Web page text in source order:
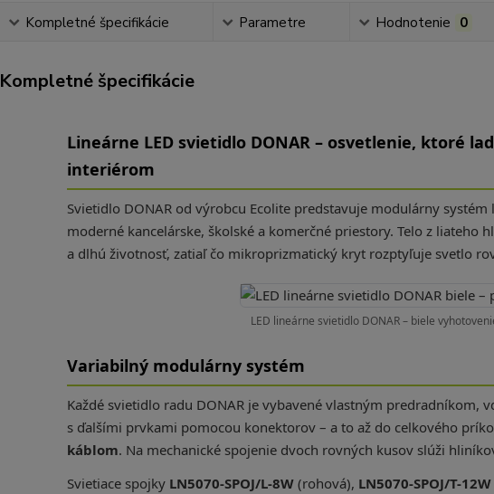
Kompletné špecifikácie Parametre Hodnotenie 0
Kompletné špecifikácie
Lineárne LED svietidlo DONAR – osvetlenie, ktoré
interiérom
Svietidlo DONAR od výrobcu Ecolite predstavuje modulárny
moderné kancelárske, školské a komerčné priestory. Telo z liateho
a dlhú životnosť, zatiaľ čo mikroprizmatický kryt rozptyľuje svetlo
LED lineárne svietidlo DONAR – biele
Variabilný modulárny systém
Každé svietidlo radu DONAR je vybavené vlastným predradníkom,
s ďalšími prvkami pomocou konektorov – a to až do celkového
káblom. Na mechanické spojenie dvoch rovných kusov slúži
Svietiace spojky LN5070-SPOJ/L-8W(rohová), LN5070-SPOJ/T-12W